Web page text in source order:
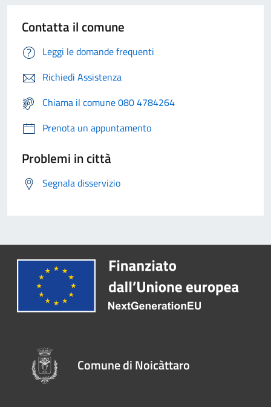
Contatta il comune
Leggi le domande frequenti
Richiedi Assistenza
Chiama il comune 080 4784264
Prenota un appuntamento
Problemi in città
Segnala disservizio
Comune di Noicàttaro